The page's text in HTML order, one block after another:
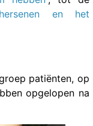
en het
patiënten, op
opgelopen na